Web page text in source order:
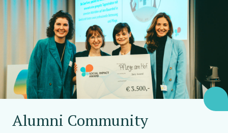
Alumni Community